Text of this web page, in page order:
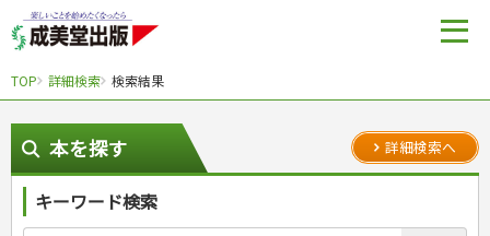
TOP 詳細検索 検索結果
本を探す 詳細検索へ
キーワード検索